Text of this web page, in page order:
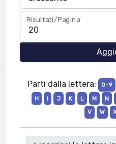
Risultati/Pagina
Parti dalla lettera: 0-9
H
I J K L M N
V
W